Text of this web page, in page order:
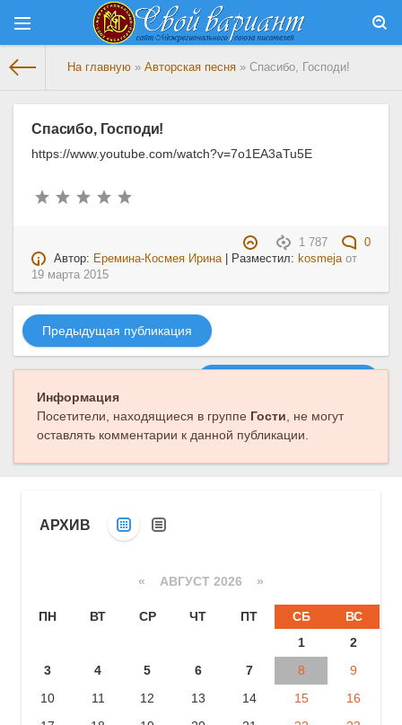
На главную » Авторская песня » Спасибо, Господи!
Спасибо, Господи!
https://www.youtube.com/watch?v=7o1EA3aTu5E
1 787
0
Автор: Еремина-Космея Ирина| Разместил: kosmejaот
19 марта 2015
Предыдущая публикация
Информация
Посетители, находящиеся в группе Гости, не могут
оставлять комментарии к данной публикации.
АРХИВ
« АВГУСТ 2026 »
ПН ВТ СР ЧТ ПТ СБ
ВС
1
2
3
4 5 6 7 8
9
10
11 12 13 14 15
16